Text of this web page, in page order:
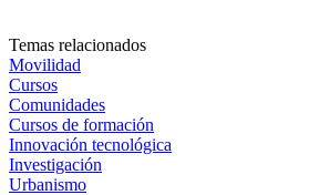
Temas relacionados
Movilidad
Cursos
Comunidades
Cursos de formación
Innovación tecnológica
Investigación
Urbanismo